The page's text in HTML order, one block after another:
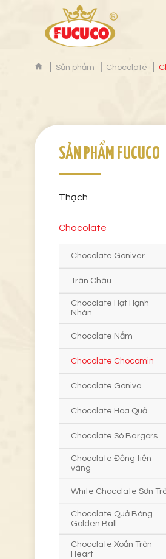
Sản phẩm Chocolate
SẢN PHẨM FUCUCO
Thạch
Chocolate
Chocolate Goniver
Trân Châu
Chocolate Hạt Hạnh
Nhân
Chocolate Nấm
Chocolate Chocomin
Chocolate Goniva
Chocolate Hoa Quả
Chocolate Sò Bargors
Chocolate Đồng tiền
vàng
White Chocolate Sơn
Chocolate Quả Bóng
Golden Ball
Chocolate Xoắn Tròn
Heart